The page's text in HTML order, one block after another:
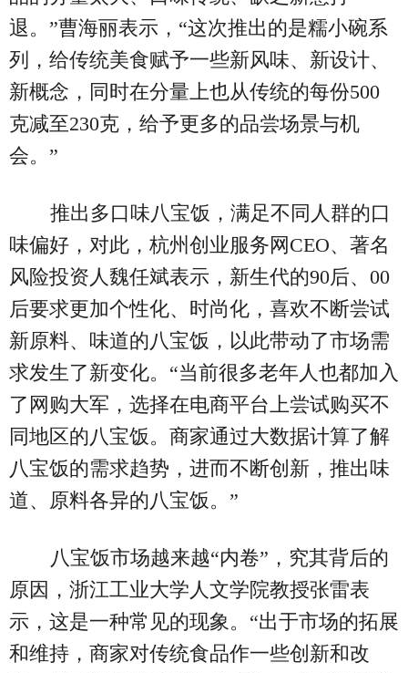
退。”曹海丽表示，“这次推出的是糯小碗系
列，给传统美食赋予一些新风味、新设计、
新概念，同时在分量上也从传统的每份500
克减至230克，给予更多的品尝场景与机
会。”
推出多口味八宝饭，满足不同人群的口
味偏好，对此，杭州创业服务网CEO、著名
风险投资人魏任斌表示，新生代的90后、00
后要求更加个性化、时尚化，喜欢不断尝试
新原料、味道的八宝饭，以此带动了市场需
求发生了新变化。“当前很多老年人也都加入
了网购大军，选择在电商平台上尝试购买不
同地区的八宝饭。商家通过大数据计算了解
八宝饭的需求趋势，进而不断创新，推出味
道、原料各异的八宝饭。”
八宝饭市场越来越“内卷”，究其背后的
原因，浙江工业大学人文学院教授张雷表
示，这是一种常见的现象。“出于市场的拓展
和维持，商家对传统食品作一些创新和改